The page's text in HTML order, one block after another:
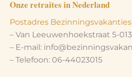
Onze retraites in Nederland
Postadres
– Van Leeuwenhoekstraat 5-
– E-mail:
– Telefoon: 06-44023015